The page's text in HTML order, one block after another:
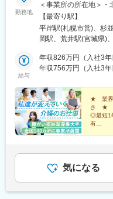
勤務地
＜事業所の所在地＞
／函館市・東北エリ
市／弘前市・関東エリ
志野市／板橋区／多摩
ア：新潟市／富山市／
阪市／宇治市／西宮市
／徳島市／高松市／松
郡粕屋町／北九州市／
市／宮崎市／鹿児島市
駐車場あり！車、バイ
当するご利用者のご自
【最寄り駅】
平岸駅(札幌市営)、杉
岡駅、荒井駅(宮城県)
上駅、多摩センター駅
(長野県)、県庁前駅(富
良線)、天満橋駅、西
松江駅、備前西市駅、
駅、元山駅(香川県)、
駅、木屋瀬駅、西鉄久
分駅、宮崎駅、天文館
駅、西宮駅(ＪＲ線)、
九大病院前駅、新木
給与
年収826万円（入社3年
年収756万円（入社3年
★ 業界
さ ★
◎最短1
有
気になる